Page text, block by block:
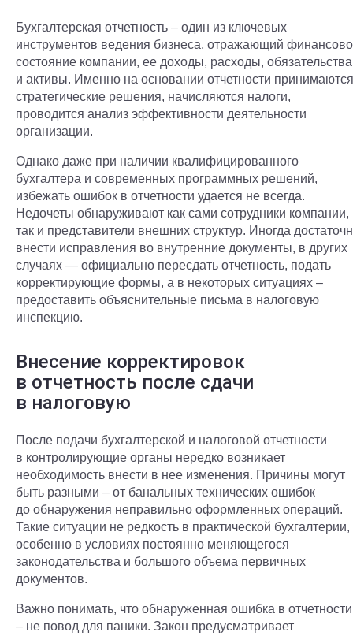
Бухгалтерская отчетность – один из ключевых
инструментов ведения бизнеса, отражающий
состояние компании, ее доходы, расходы, обязательства
и активы. Именно на основании отчетности принимаются
стратегические решения, начисляются налоги,
проводится анализ эффективности деятельности
организации.
Однако даже при наличии квалифицированного
бухгалтера и современных программных решений,
избежать ошибок в отчетности удается не всегда.
Недочеты обнаруживают как сами сотрудники компании,
так и представители внешних структур. Иногда
внести исправления во внутренние документы, в других
случаях — официально пересдать отчетность, подать
корректирующие формы, а в некоторых ситуациях –
предоставить объяснительные письма в налоговую
инспекцию.
Внесение корректировок
в отчетность после сдачи
в налоговую
После подачи бухгалтерской и налоговой отчетности
в контролирующие органы нередко возникает
необходимость внести в нее изменения. Причины могут
быть разными – от банальных технических ошибок
до обнаружения неправильно оформленных операций.
Такие ситуации не редкость в практической бухгалтерии,
особенно в условиях постоянно меняющегося
законодательства и большого объема первичных
документов.
Важно понимать, что обнаруженная ошибка в отчетности
– не повод для паники. Закон предусматривает